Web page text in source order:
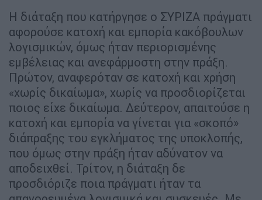
Η διάταξη που κατήργησε ο ΣΥΡΙΖΑ πράγματι
αφορούσε κατοχή και εμπορία κακόβουλων
λογισμικών, όμως ήταν περιορισμένης
εμβέλειας και ανεφάρμοστη στην πράξη.
Πρώτον, αναφερόταν σε κατοχή και χρήση
«χωρίς δικαίωμα», χωρίς να προσδιορίζεται
ποιος είχε δικαίωμα. Δεύτερον, απαιτούσε η
κατοχή και εμπορία να γίνεται για «σκοπό»
διάπραξης του εγκλήματος της υποκλοπής,
που όμως στην πράξη ήταν αδύνατον να
αποδειχθεί. Τρίτον, η διάταξη δε
προσδιόριζε ποια πράγματι ήταν τα